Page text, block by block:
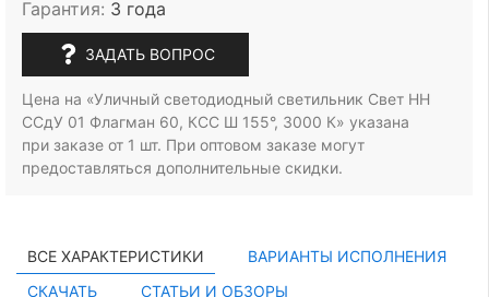
Гарантия: 3 года
ЗАДАТЬ ВОПРОС
Цена на «Уличный светодиодный светильник Свет НН
ССдУ 01 Флагман 60, КСС Ш 155°, 3000 К» указана
при заказе от 1 шт. При оптовом заказе могут
предоставляться дополнительные скидки.
ВСЕ ХАРАКТЕРИСТИКИ
ВАРИАНТЫ ИСПОЛНЕНИЯ
СКАЧАТЬ
СТАТЬИ И ОБЗОРЫ